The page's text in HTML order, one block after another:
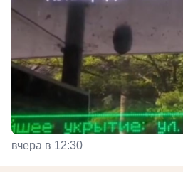
вчера в 12:30